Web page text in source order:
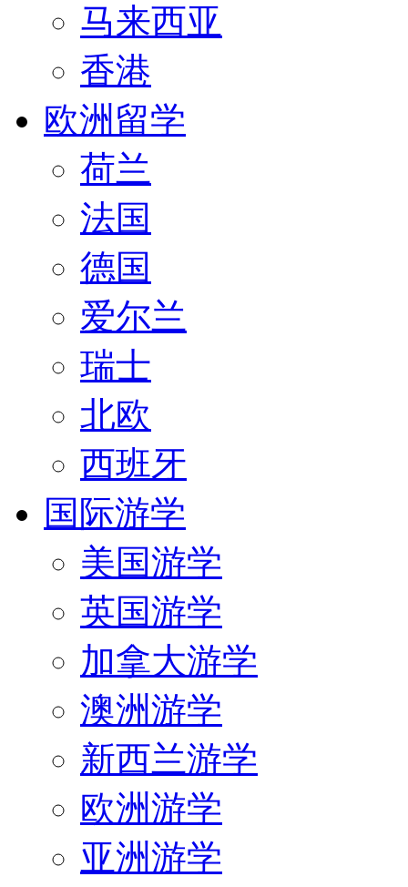
马来西亚
香港
欧洲留学
荷兰
法国
德国
爱尔兰
瑞士
北欧
西班牙
国际游学
美国游学
英国游学
加拿大游学
澳洲游学
新西兰游学
欧洲游学
亚洲游学